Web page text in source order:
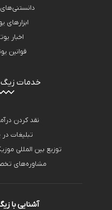
ابزارهای
اخبار
قوانین
خدمات زیگ
نقد کردن
تبلیغات
توزیع بین المللی
مشاوره‌های
آشنایی با